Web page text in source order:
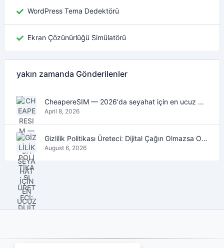
WordPress Tema Dedektörü
Ekran Çözünürlüğü Simülatörü
yakın zamanda Gönderilenler
CheapereSIM — 2026'da seyahat için en ucuz eSIM veri planlarını bulun
April 8, 2026
Gizlilik Politikası Üreteci: Dijital Çağın Olmazsa Olmaz Aracı
August 6, 2026